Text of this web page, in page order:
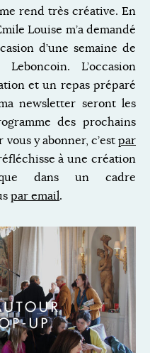
rend très créative. En
Louise m’a demandé
d’une semaine de
L’occasion
et un repas préparé
newsletter seront les
des prochains
y abonner, c’est par
à une création
dans un cadre
par email.